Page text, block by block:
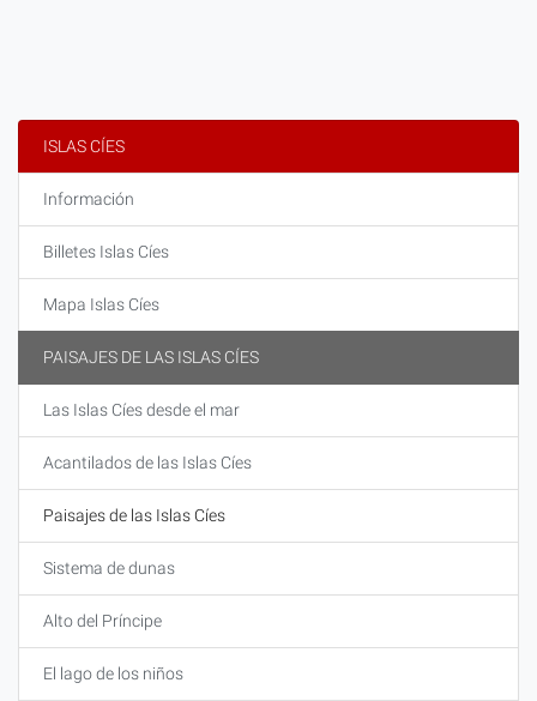
ISLAS CÍES
Información
Billetes Islas Cíes
Mapa Islas Cíes
PAISAJES DE LAS ISLAS CÍES
Las Islas Cíes desde el mar
Acantilados de las Islas Cíes
Paisajes de las Islas Cíes
Sistema de dunas
Alto del Príncipe
El lago de los niños